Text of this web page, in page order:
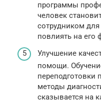
программы
человек
сотрудником
повлиять на его
Улучшение
помощи.
переподготовки
методы
сказывается на